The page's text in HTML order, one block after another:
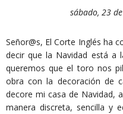
sábado, 23
Señor@s, El Corte Inglés ha
decir que la Navidad está a
queremos que el toro nos
obra con la decoración de
decore mi casa de Navidad,
manera discreta, sencilla y